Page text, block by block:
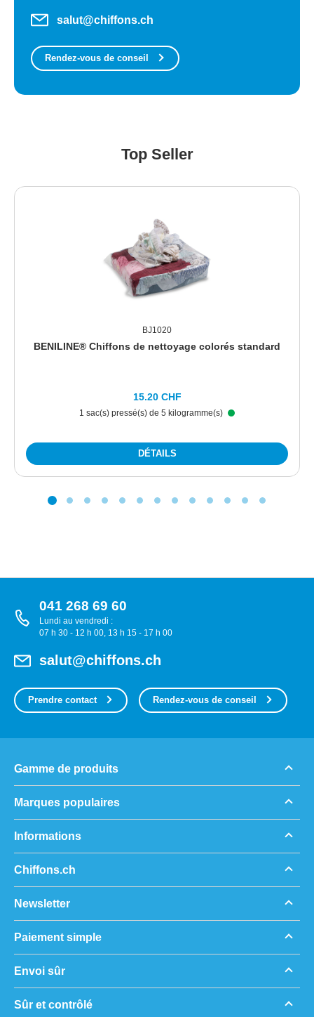
salut@chiffons.ch
Rendez-vous de conseil
Ignorer la galerie de produitsTop Seller
BJ1020
BENILINE® Chiffons de nettoyage colorés standard
1 sac(s) pressé(s) de 5 kilogramme(s)
15.20 CHF
DÉTAILS
041 268 69 60
Lundi au vendredi :
07 h 30 - 12 h 00, 13 h 15 - 17 h 00
salut@chiffons.ch
Prendre contact Rendez-vous de conseil
Gamme de produits
Marques populaires
Informations
Chiffons.ch
Newsletter
Paiement simple
Envoi sûr
Sûr et contrôlé